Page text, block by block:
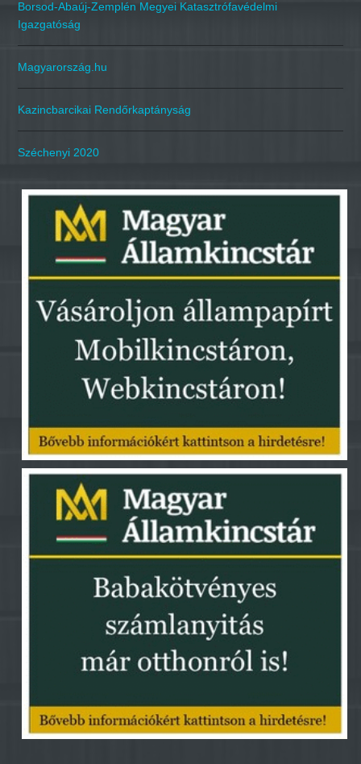
Borsod-Abaúj-Zemplén Megyei Katasztrófavédelmi
Igazgatóság
Magyarország.hu
Kazincbarcikai Rendőrkaptányság
Széchenyi 2020